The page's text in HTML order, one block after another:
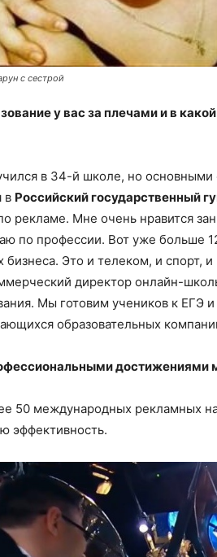
с сестрой
у вас за плечами и в
в 34-й школе, но
в Российский государственный
рекламе. Мне очень нравится
по профессии. Вот уже больше
бизнеса. Это и телеком, и спорт,
директор онлайн-
Мы готовим учеников к
образовательных
достижениями
50 международных рекламных
эффективность.